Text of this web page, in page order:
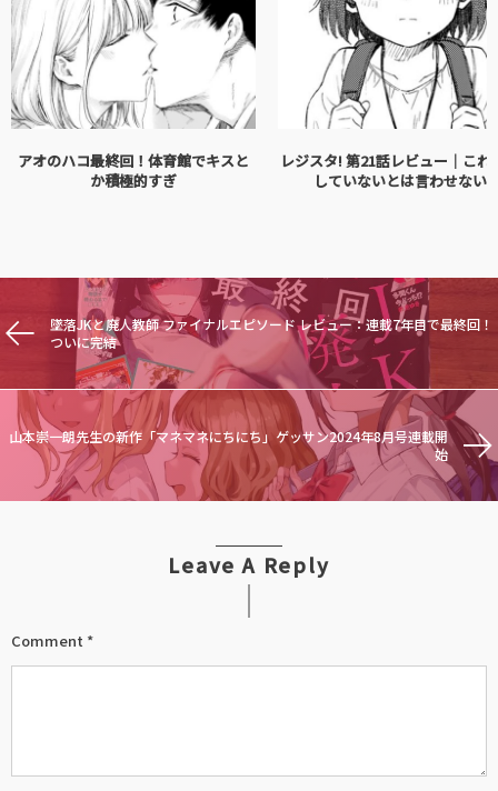
アオのハコ最終回！体育館でキスと
か積極的すぎ
レジスタ! 第21話レビュー｜これ
していないとは言わせない
墜落JKと廃人教師 ファイナルエピソード レビュー：連載7年目で最終回！
ついに完結
山本崇一朗先生の新作「マネマネにちにち」ゲッサン2024年8月号連載開
始
Leave A Reply
Comment *